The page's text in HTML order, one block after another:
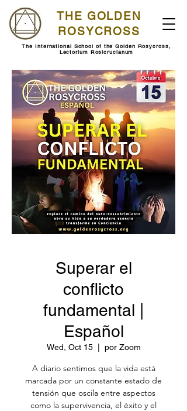
THE GOLDEN
ROSYCROSS
The International School of the Golden Rosycross,
Lectorium Rosicrucianum
Superar el
conflicto
fundamental |
Español
Wed, Oct 15
  |
por Zoom
A diario sentimos que la vida está
marcada por un constante estado de
tensión que oscila entre aspectos
como la supervivencia, el éxito y el